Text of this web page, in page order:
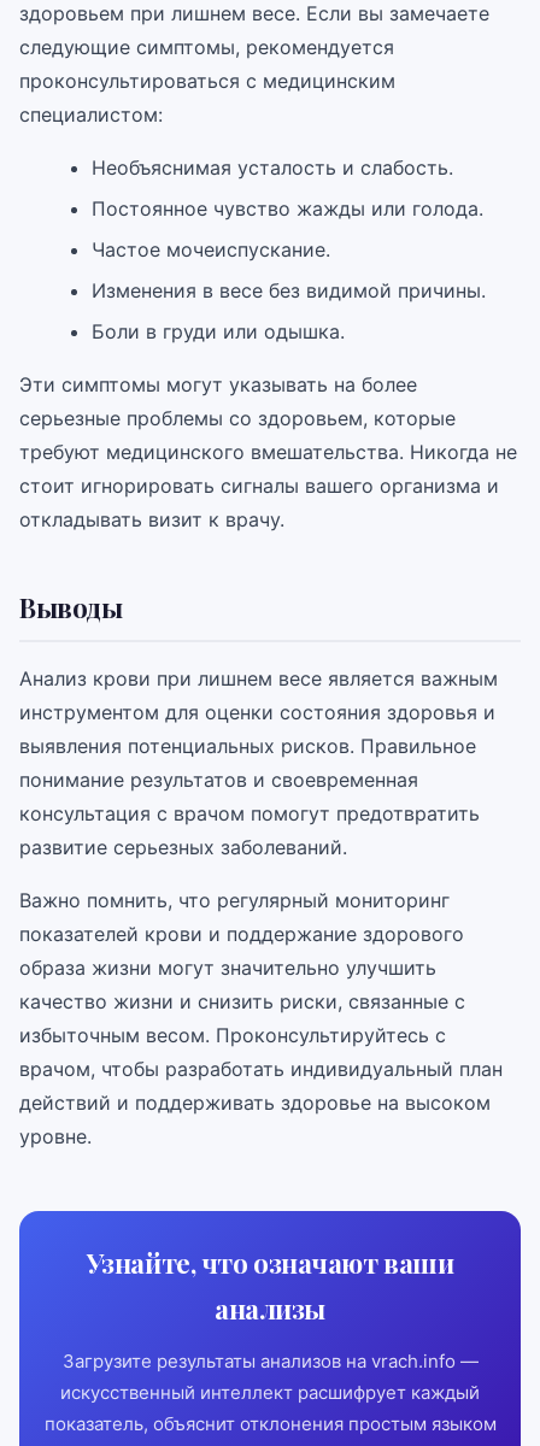
здоровьем при лишнем весе. Если вы замечаете
следующие симптомы, рекомендуется
проконсультироваться с медицинским
специалистом:
Необъяснимая усталость и слабость.
Постоянное чувство жажды или голода.
Частое мочеиспускание.
Изменения в весе без видимой причины.
Боли в груди или одышка.
Эти симптомы могут указывать на более
серьезные проблемы со здоровьем, которые
требуют медицинского вмешательства. Никогда не
стоит игнорировать сигналы вашего организма и
откладывать визит к врачу.
Выводы
Анализ крови при лишнем весе является важным
инструментом для оценки состояния здоровья и
выявления потенциальных рисков. Правильное
понимание результатов и своевременная
консультация с врачом помогут предотвратить
развитие серьезных заболеваний.
Важно помнить, что регулярный мониторинг
показателей крови и поддержание здорового
образа жизни могут значительно улучшить
качество жизни и снизить риски, связанные с
избыточным весом. Проконсультируйтесь с
врачом, чтобы разработать индивидуальный план
действий и поддерживать здоровье на высоком
уровне.
Узнайте, что означают ваши
анализы
Загрузите результаты анализов на vrach.info —
искусственный интеллект расшифрует каждый
показатель, объяснит отклонения простым языком